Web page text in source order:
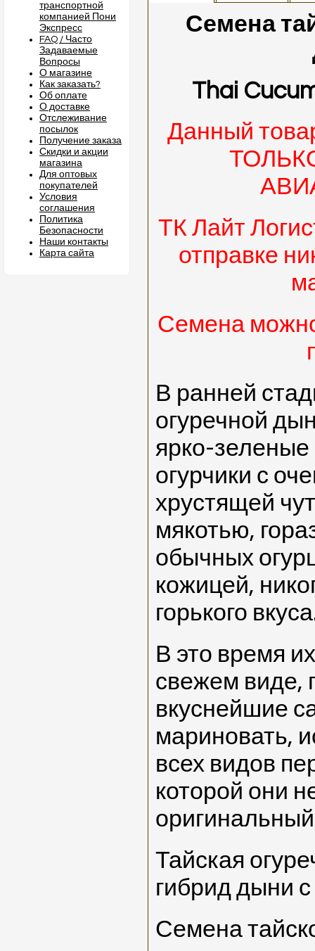
транспортной
компанией Пони
Экспресс
FAQ / Часто
Задаваемые
Вопросы
О магазине
Как заказать?
Об оплате
О доставке
Отслеживание
посылок
Получение заказа
Скидки и акции
магазина
Для оптовых
покупателей
Условия
соглашения
Политика
Безопасности
Наши контакты
Карта сайта
Семена
Thai
Данный
ТК Лайт
отправке
Семена
В ранней
огуречной
ярко-
огурчики с
хрустящей
мякотью,
обычных
кожицей,
горького
В это время
свежем виде,
вкуснейшие
мариновать,
всех видов
которой они
Тайская
гибрид дыни
Семена